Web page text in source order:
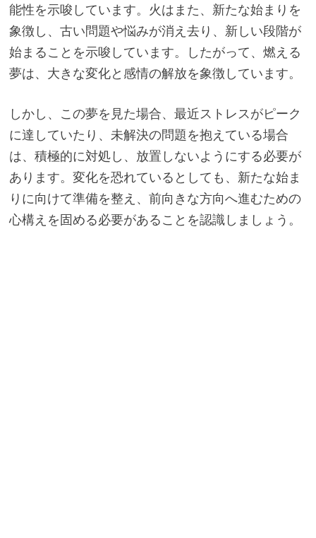
能性を示唆しています。火はまた、新たな始まりを
象徴し、古い問題や悩みが消え去り、新しい段階が
始まることを示唆しています。したがって、燃える
夢は、大きな変化と感情の解放を象徴しています。
しかし、この夢を見た場合、最近ストレスがピーク
に達していたり​​、未解決の問題を抱えている場合
は、積極的に対処し、放置しないようにする必要が
あります。変化を恐れているとしても、新たな始ま
りに向けて準備を整え、前向きな方向へ進むための
心構えを固める必要があることを認識しましょう。